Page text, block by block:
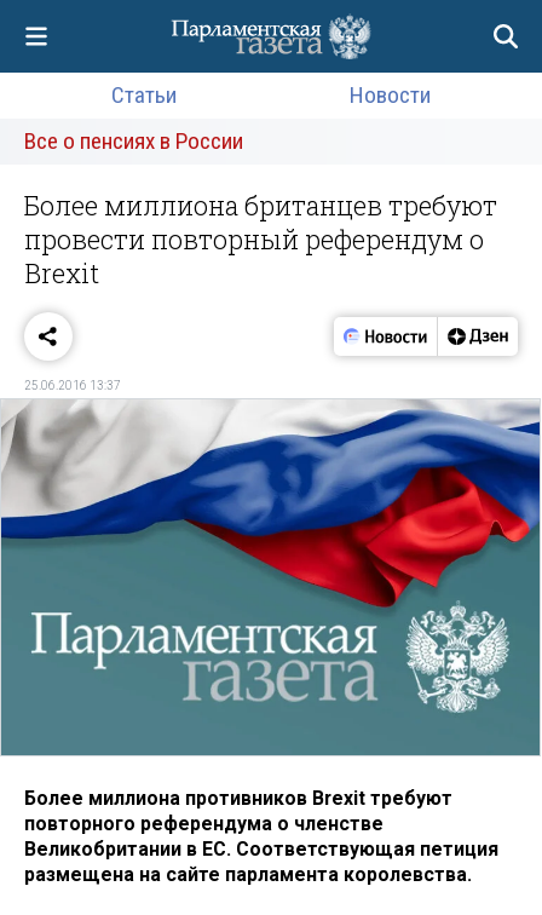
Статьи
Новости
Все о пенсиях в России
Более миллиона британцев требуют
провести повторный референдум о
Brexit
25.06.2016 13:37
Более миллиона противников Brexit требуют
повторного референдума о членстве
Великобритании в ЕС. Соответствующая петиция
размещена на сайте парламента королевства.